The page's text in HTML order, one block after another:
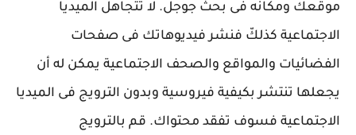
موقعك ومكانه فى بحث جوجل. لا تتجاهل الميديا
الاجتماعية كذلكّ فنشر فيديوهاتك فى صفحات
الفضائيات والمواقع والصحف الاجتماعية يمكن له أن
يجعلها تنتشر بكيفية فيروسية وبدون الترويج فى الميديا
الاجتماعية فسوف تفقد محتواك. قم بالترويج